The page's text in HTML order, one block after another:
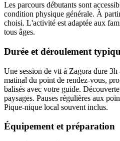
Les parcours débutants sont
condition physique générale. À
choisi. L'activité est adaptée aux
tous âges.
Durée et déroulement
Une session de vtt à Zagora dure
matinal du point de rendez-vous,
balisés avec votre guide.
paysages. Pauses régulières aux
Pique-nique local souvent inclus.
Équipement et préparation